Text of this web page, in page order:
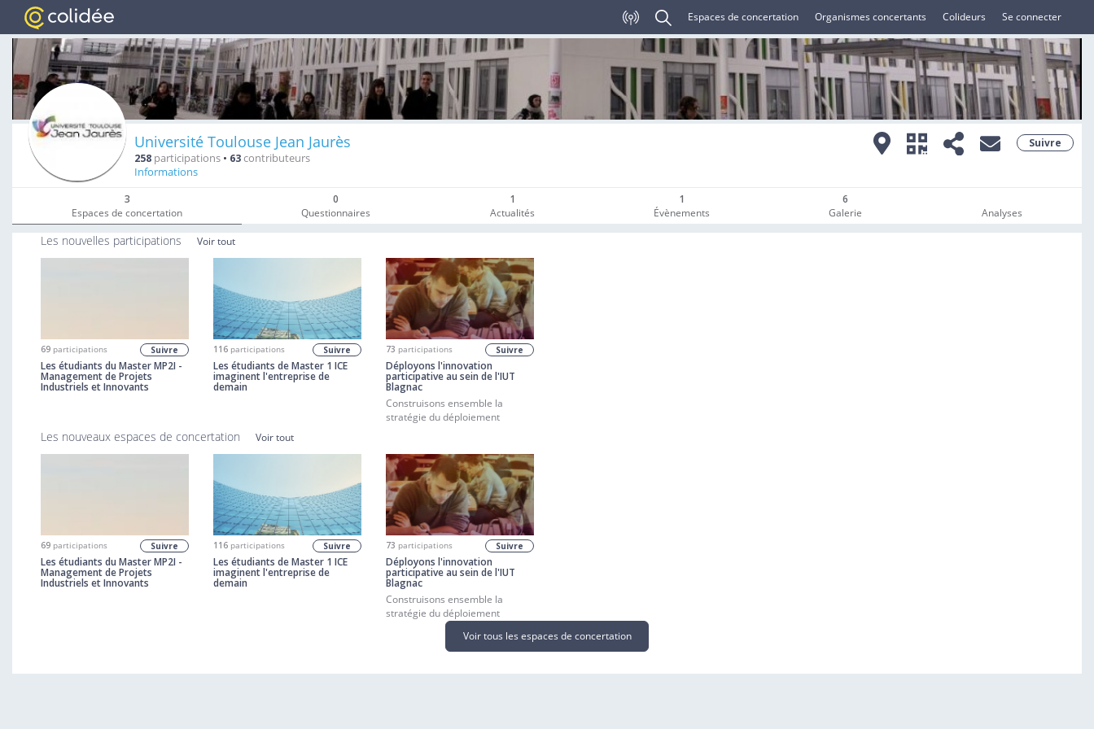
Espaces de concertation Organismes concertants Colideurs Se connecter
Université Toulouse Jean Jaurès
258 participations • 63contributeurs
Informations
Suivre
3
Espaces de concertation
0
Questionnaires
1
Actualités
1
Évènements
6
Galerie
Analyses
Les nouvelles participations Voir tout
69 participations Suivre
Les étudiants du Master MP2I -
Management de Projets
Industriels et Innovants
116 participations Suivre
Les étudiants de Master 1 ICE
imaginent l'entreprise de
demain
73 participations Suivre
Déployons l'innovation
participative au sein de l'IUT
Blagnac
Construisons ensemble la
stratégie du déploiement
Les nouveaux espaces de concertation Voir tout
69 participations Suivre
Les étudiants du Master MP2I -
Management de Projets
Industriels et Innovants
116 participations Suivre
Les étudiants de Master 1 ICE
imaginent l'entreprise de
demain
73 participations Suivre
Déployons l'innovation
participative au sein de l'IUT
Blagnac
Construisons ensemble la
stratégie du déploiement
Voir tous les espaces de concertation